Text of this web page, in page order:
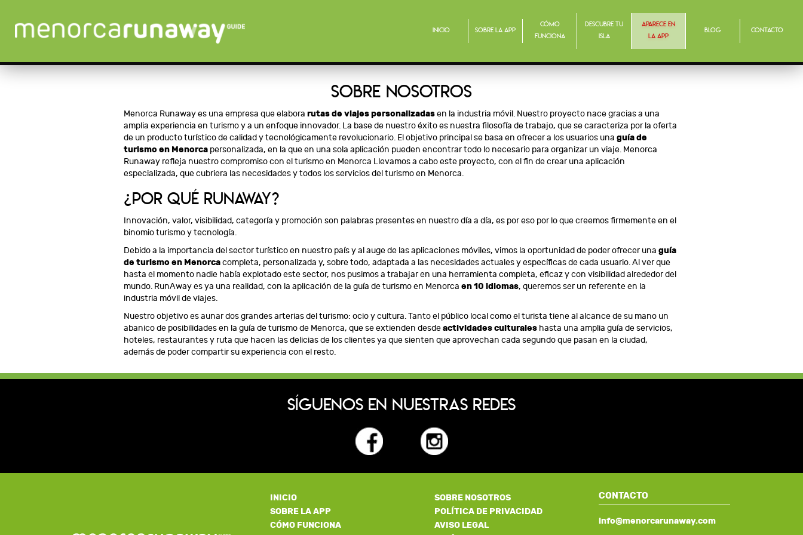
Inicio Sobre la app
Cómo
funciona
Descubre tu
isla
Aparece en
la app
Blog Contacto
SOBRE NOSOTROS
Menorca Runaway es una empresa que elabora rutas de viajes personalizadasen la industria móvil. Nuestro proyecto nace gracias a una
amplia experiencia en turismo y a un enfoque innovador. La base de nuestro éxito es nuestra filosofía de trabajo, que se caracteriza por la oferta
de un producto turístico de calidad y tecnológicamente revolucionario. El objetivo principal se basa en ofrecer a los usuarios una guía de
turismo en Menorca personalizada, en la que en una sola aplicación pueden encontrar todo lo necesario para organizar un viaje. Menorca
Runaway refleja nuestro compromiso con el turismo en Menorca Llevamos a cabo este proyecto, con el fin de crear una aplicación
especializada, que cubriera las necesidades y todos los servicios del turismo en Menorca.
¿POR QUÉ RUNAWAY?
Innovación, valor, visibilidad, categoría y promoción son palabras presentes en nuestro día a día, es por eso por lo que creemos firmemente en el
binomio turismo y tecnología.
Debido a la importancia del sector turístico en nuestro país y al auge de las aplicaciones móviles, vimos la oportunidad de poder ofrecer una guía
de turismo en Menorcacompleta, personalizada y, sobre todo, adaptada a las necesidades actuales y específicas de cada usuario. Al ver que
hasta el momento nadie había explotado este sector, nos pusimos a trabajar en una herramienta completa, eficaz y con visibilidad alrededor del
mundo. RunAway es ya una realidad, con la aplicación de la guía de turismo en Menorca en 10 idiomas, queremos ser un referente en la
industria móvil de viajes.
Nuestro objetivo es aunar dos grandes arterias del turismo: ocio y cultura. Tanto el público local como el turista tiene al alcance de su mano un
abanico de posibilidades en la guía de turismo de Menorca, que se extienden desdeactividades culturales hasta una amplia guía de servicios,
hoteles, restaurantes y ruta que hacen las delicias de los clientes ya que sienten que aprovechan cada segundo que pasan en la ciudad,
además de poder compartir su experiencia con el resto.
SÍGUENOS EN NUESTRAS REDES
INICIO
SOBRE LA APP
CÓMO FUNCIONA
SOBRE NOSOTROS
POLÍTICA DE PRIVACIDAD
AVISO LEGAL
CONTACTO
info@menorcarunaway.com